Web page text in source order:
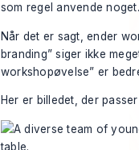
som regel anvende noget.
Når det er sagt, ender
branding” siger ikke
workshopøvelse” er
Her er billedet, der